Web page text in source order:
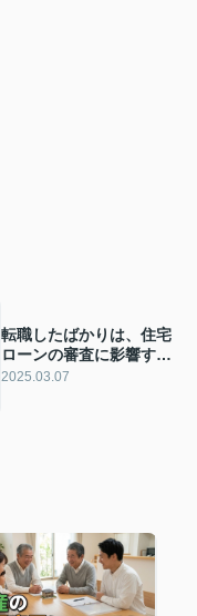
転職したばかりは、住宅
ローンの審査に影響す
る？返済中に転職する場
2025.03.07